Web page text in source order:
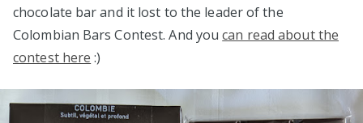
chocolate bar and it lost to the leader of the
Colombian Bars Contest. And youcan read about the
contest here :)